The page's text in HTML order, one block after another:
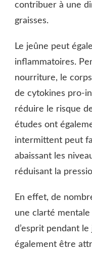
contribuer à une
graisses.
Le jeûne peut
inflammatoires.
nourriture, le
de cytokines pro-
réduire le risque
études ont
intermittent peut
abaissant les
réduisant la
En effet, de
une clarté
d’esprit pendant
également être